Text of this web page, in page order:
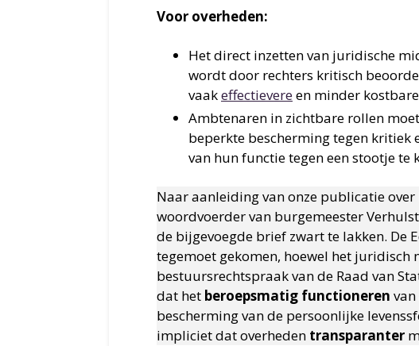
Voor overheden:
Het direct inzetten van juridische
wordt door rechters kritisch
vaakeffectievereen minder
Ambtenaren in zichtbare rollen
beperkte bescherming tegen
van hun functie tegen een stootje te
Naar aanleiding van onze publicatie over
woordvoerder van burgemeester
de bijgevoegde brief zwart te lakken. De
tegemoet gekomen, hoewel het juridisch
bestuursrechtspraak van de Raad van
dat het beroepsmatig functioneren
bescherming van de persoonlijke
impliciet dat overheden transparanter